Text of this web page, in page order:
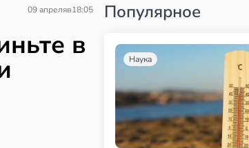
09 апреляв18:05
в
Популярное
Наука